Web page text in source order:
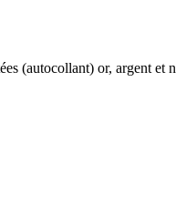
(autocollant) or, argent et